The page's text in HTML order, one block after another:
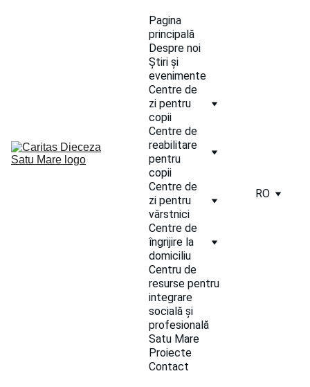
Pagina
principală
Despre noi
Știri și
evenimente
Centre de
zi pentru
copii
Centre de
reabilitare
pentru
copii
Centre de
zi pentru
vârstnici
Centre de
îngrijire la
domiciliu
Centru de
resurse pentru
integrare
socială și
profesională
Satu Mare
Proiecte
Contact
RO